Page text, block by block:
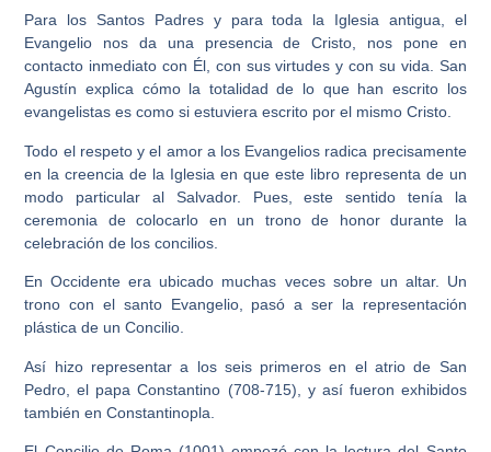
Para los Santos Padres y para toda la Iglesia antigua, el
Evangelio nos da una presencia de Cristo, nos pone en
contacto inmediato con Él, con sus virtudes y con su vida. San
Agustín explica cómo la totalidad de lo que han escrito los
evangelistas es como si estuviera escrito por el mismo Cristo.
Todo el respeto y el amor a los Evangelios radica precisamente
en la creencia de la Iglesia en que este libro representa de un
modo particular al Salvador. Pues, este sentido tenía la
ceremonia de colocarlo en un trono de honor durante la
celebración de los concilios.
En Occidente era ubicado muchas veces sobre un altar. Un
trono con el santo Evangelio, pasó a ser la representación
plástica de un Concilio.
Así hizo representar a los seis primeros en el atrio de San
Pedro, el papa Constantino (708-715), y así fueron exhibidos
también en Constantinopla.